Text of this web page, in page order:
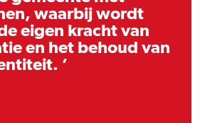
waarbij wordt
eigen kracht van
en het behoud van
’